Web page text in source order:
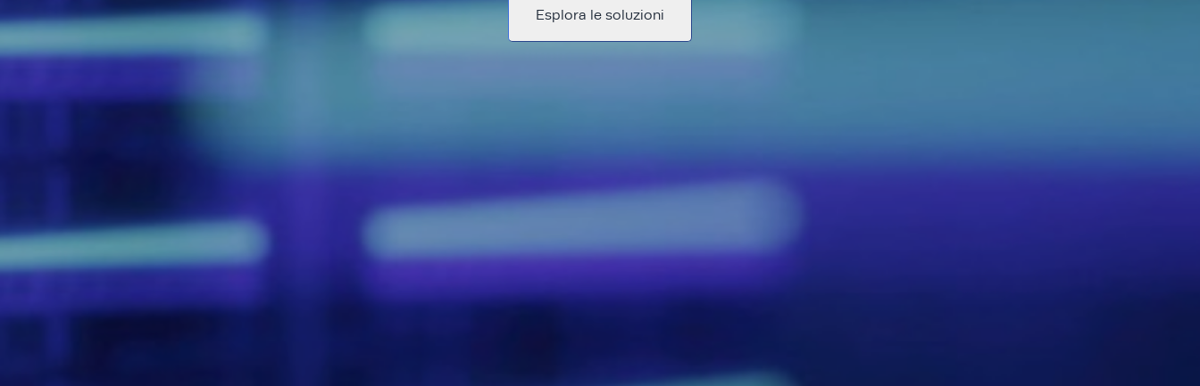
Esplora le soluzioni